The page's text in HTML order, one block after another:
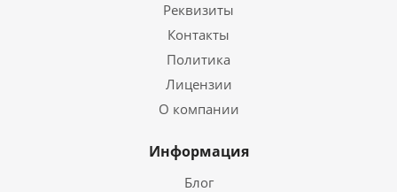
Реквизиты
Контакты
Политика
Лицензии
О компании
Информация
Блог